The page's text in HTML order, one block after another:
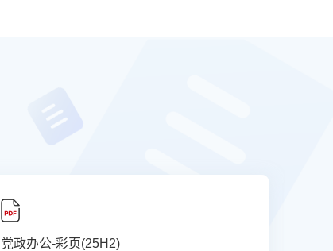
党政办公-彩页(25H2)